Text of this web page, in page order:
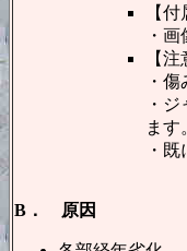
【付
・
【注
・
・
ます
・
B． 原因